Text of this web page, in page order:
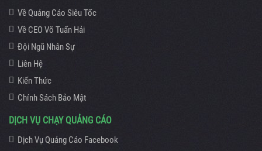
Về Quảng Cáo Siêu Tốc
Về CEO Võ Tuấn Hải
Đội Ngũ Nhân Sự
Liên Hệ
Kiến Thức
Chính Sách Bảo Mật
DỊCH VỤ CHẠY QUẢNG CÁO
Dịch Vụ Quảng Cáo Facebook